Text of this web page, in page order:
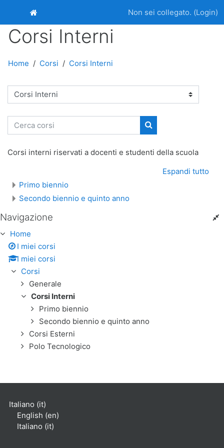
Non sei collegato. (Login)
Corsi Interni
Home Corsi Corsi Interni
Categorie di corso
Cerca corsi
Cerca corsi
Corsi interni riservati a docenti e studenti della scuola
Espandi tutto
Primo biennio
Secondo biennio e quinto anno
Salta Navigazione
Navigazione
Home
I miei corsi
I miei corsi
Corsi
Generale
Corsi Interni
Primo biennio
Secondo biennio e quinto anno
Corsi Esterni
Polo Tecnologico
Italiano ‎(it)‎
English ‎(en)‎
Italiano ‎(it)‎